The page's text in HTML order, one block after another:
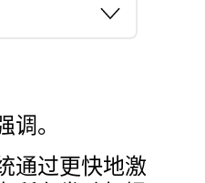
。
通过更快地激